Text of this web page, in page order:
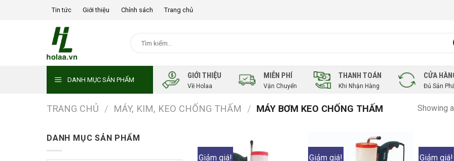
Tin tức Giới thiệu Chính sách Trang chủ
kiếm:
DANH MỤC SẢN PHẨM GIỚI THIỆU
Về Holaa
MIỄN PHÍ
Vận Chuyển
THANH TOÁN
Khi Nhận Hàng
CỬA
Đủ Sản
TRANG CHỦ / MÁY, KIM, KEO CHỐNG THẤM / MÁY BƠM KEO CHỐNG THẤM Showing
DANH MỤC SẢN PHẨM
Giảm giá! Giảm giá! Giảm giá!